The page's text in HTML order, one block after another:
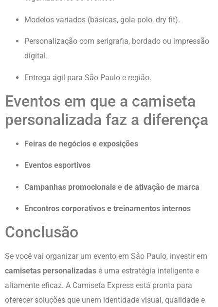
Modelos variados (básicas, gola polo, dry fit).
Personalização com serigrafia, bordado ou impressão
digital.
Entrega ágil para São Paulo e região.
Eventos em que a camiseta
personalizada faz a diferença
Feiras de negócios e exposições
Eventos esportivos
Campanhas promocionais e de ativação de marca
Encontros corporativos e treinamentos internos
Conclusão
Se você vai organizar um evento em São Paulo, investir em
camisetas personalizadas é uma estratégia inteligente e
altamente eficaz. A Camiseta Express está pronta para
oferecer soluções que unem identidade visual, qualidade e